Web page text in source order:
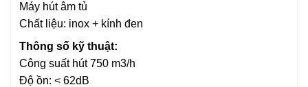
Máy hút âm tủ
Chất liệu: inox + kính đen
Thông số kỹ thuật:
Công suất hút 750 m3/h
Độ ồn: < 62dB